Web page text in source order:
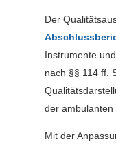
Der
Instrumente
nach §§ 114 ff.
der ambulanten
Mit der